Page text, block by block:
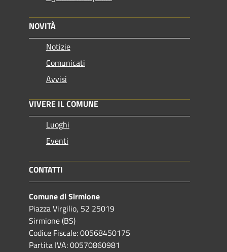
NOVITÀ
Notizie
Comunicati
Avvisi
VIVERE IL COMUNE
Luoghi
Eventi
CONTATTI
Comune di Sirmione
Piazza Virgilio, 52 25019
Sirmione (BS)
Codice Fiscale: 00568450175
Partita IVA: 00570860981